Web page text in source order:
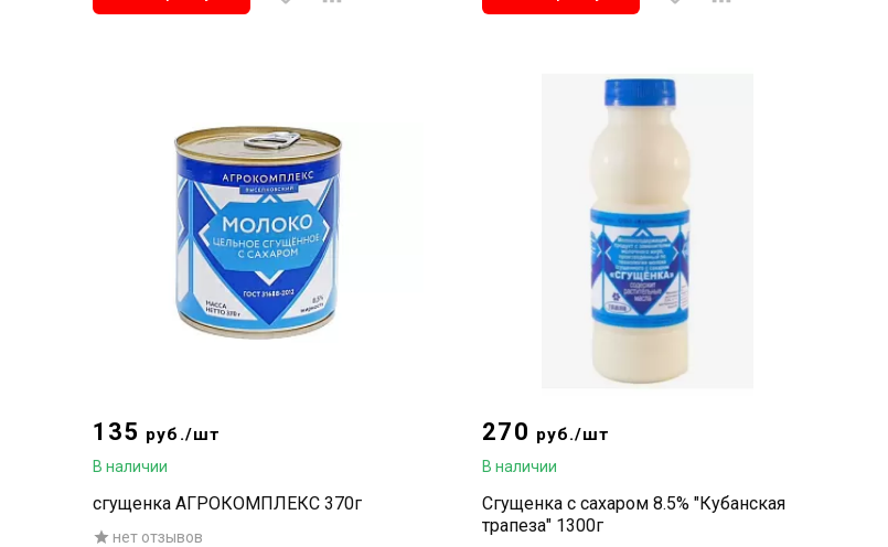
135 руб./шт
В наличии
сгущенка АГРОКОМПЛЕКС 370г
нет отзывов
270 руб./шт
В наличии
Сгущенка с сахаром 8.5% "Кубанская
трапеза" 1300г